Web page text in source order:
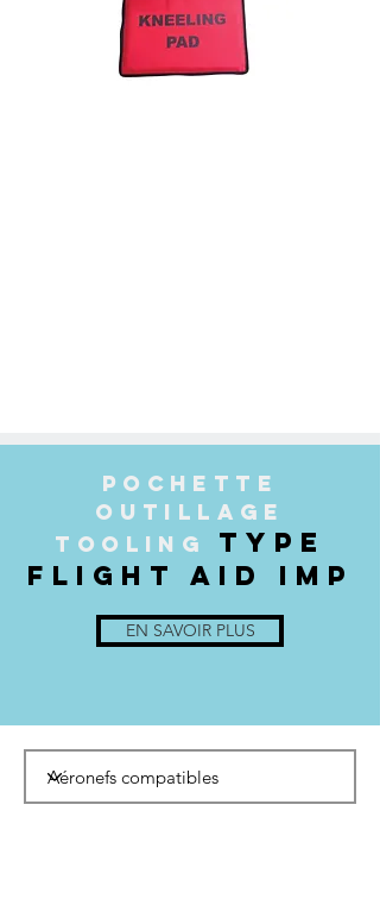
POCHETTE
OUTILLAGE
TOOLING TYPE
FLIGHT AID IMP
EN SAVOIR PLUS